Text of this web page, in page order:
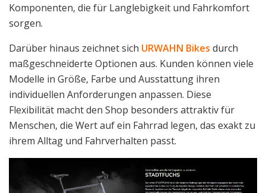
Komponenten, die für Langlebigkeit und Fahrkomfort
sorgen.
Darüber hinaus zeichnet sich URWAHN Bikes durch
maßgeschneiderte Optionen aus. Kunden können viele
Modelle in Größe, Farbe und Ausstattung ihren
individuellen Anforderungen anpassen. Diese
Flexibilität macht den Shop besonders attraktiv für
Menschen, die Wert auf ein Fahrrad legen, das exakt zu
ihrem Alltag und Fahrverhalten passt.